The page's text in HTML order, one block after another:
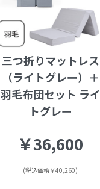
三つ折りマットレス
（ライトグレー）＋
羽毛布団セット ライ
トグレー
￥36,600
(税込価格￥40,260)